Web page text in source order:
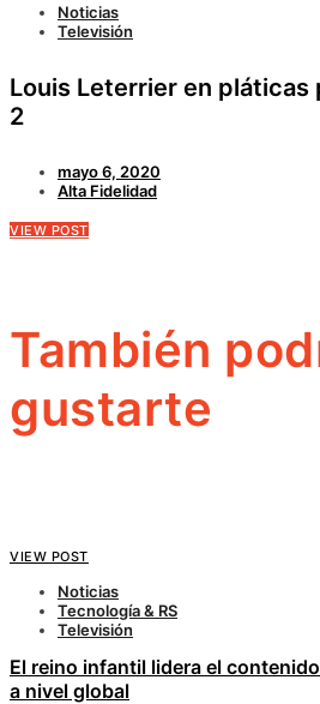
Noticias
Televisión
Louis Leterrier en pláticas
2
mayo 6, 2020
Alta Fidelidad
VIEW POST
También
gustarte
VIEW POST
Noticias
Tecnología & RS
Televisión
El reino infantil lidera el
a nivel global